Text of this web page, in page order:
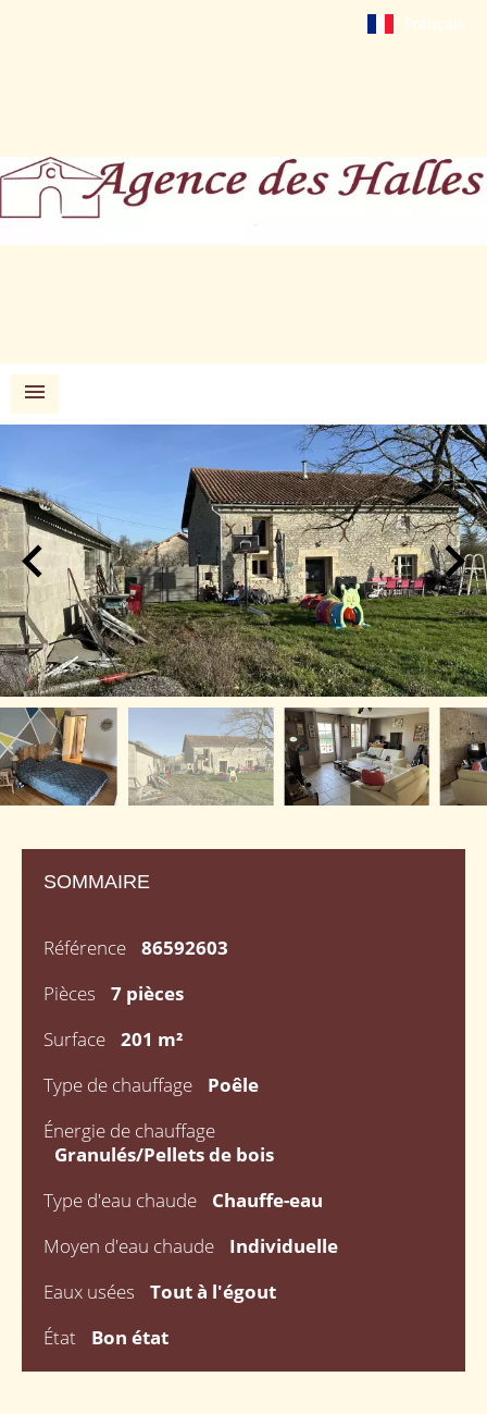
Français
SOMMAIRE
Référence
86592603
Pièces
7 pièces
Surface
201 m²
Type de chauffage
Poêle
Énergie de chauffage
Granulés/Pellets de bois
Type d'eau chaude
Chauffe-eau
Moyen d'eau chaude
Individuelle
Eaux usées
Tout à l'égout
État
Bon état